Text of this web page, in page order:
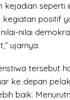
kejadian seperti
positif
nilai
ujarnya.
tersebut
ke depan
baik.